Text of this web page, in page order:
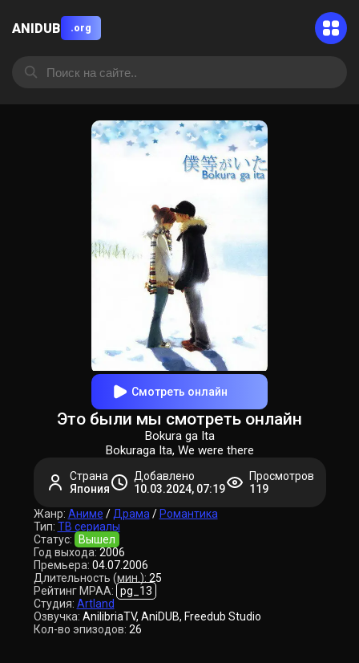
ANIDUB .org
Смотреть онлайн
Это были мы смотреть онлайн
Bokura ga Ita
Bokuraga Ita, We were there
Страна
Япония
Добавлено
10.03.2024, 07:19
Просмотров
119
Жанр: Аниме / Драма / Романтика
Тип: ТВ сериалы
Статус:
Вышел
Год выхода: 2006
Премьера: 04.07.2006
Длительность (мин.): 25
Рейтинг MPAA: pg_13
Студия: Artland
Озвучка: AnilibriaTV, AniDUB, Freedub Studio
Кол-во эпизодов: 26